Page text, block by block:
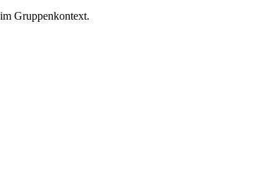
Gruppenkontext.